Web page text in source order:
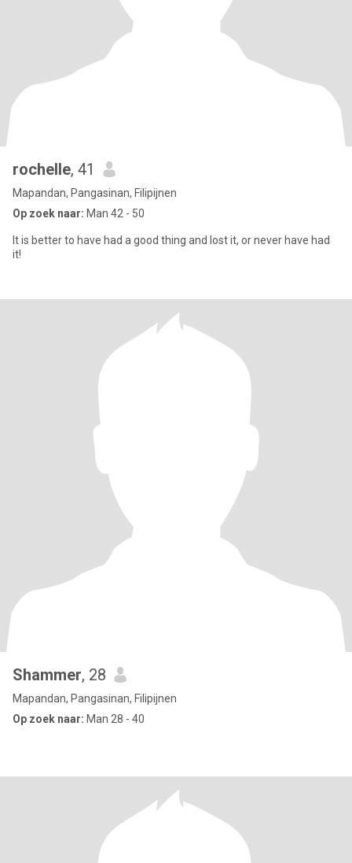
rochelle, 41
Mapandan, Pangasinan, Filipijnen
Op zoek naar: Man 42 - 50
It is better to have had a good thing and lost it, or never have had
it!
Shammer, 28
Mapandan, Pangasinan, Filipijnen
Op zoek naar: Man 28 - 40